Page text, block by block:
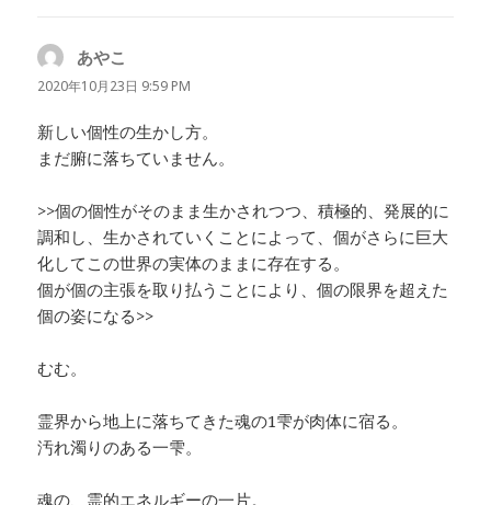
あやこ
り:
2020年10月23日 9:59 PM
新しい個性の生かし方。
まだ腑に落ちていません。
>>個の個性がそのまま生かされつつ、積極的、発展的に
調和し、生かされていくことによって、個がさらに巨大
化してこの世界の実体のままに存在する。
個が個の主張を取り払うことにより、個の限界を超えた
個の姿になる>>
むむ。
霊界から地上に落ちてきた魂の1雫が肉体に宿る。
汚れ濁りのある一雫。
魂の、霊的エネルギーの一片。